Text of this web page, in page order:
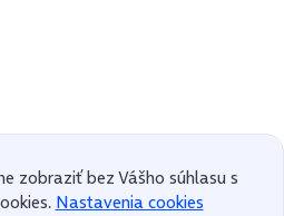
zobraziť bez Vášho súhlasu s
Nastavenia cookies